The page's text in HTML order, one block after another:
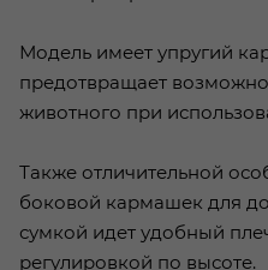
Модель имеет упругий
предотвращает
животного при
Также отличительной
боковой кармашек для
сумкой идет удобный
регулировкой по высоте.